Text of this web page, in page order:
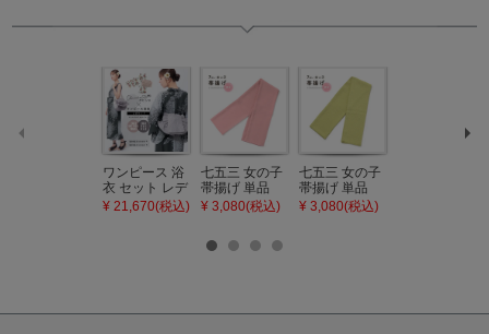
ワンピース 浴
衣 セット レデ
ィース 吸水速
タン・夜の葉
¥ 21,670(税込)
七五三 女の子
帯揚げ 単品
「灰桃色」日
びあげ 和装 着
【メール便不
¥ 3,080(税込)
七五三 女の子
帯揚げ 単品
「若葉色」日
【メール便不
¥ 3,080(税込)
【メール便不